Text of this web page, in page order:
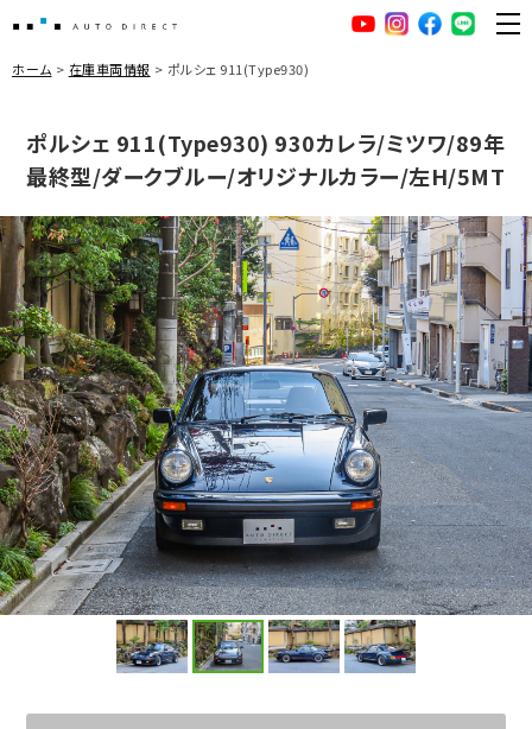
AUTO DIRECT YouTubeInstagramfacebook
LINE
ホーム 在庫車両情報 ポルシェ 911(Type930)
ポルシェ 911(Type930) 930カレラ/ミツワ/89年
最終型/ダークブルー/オリジナルカラー/左H/5MT